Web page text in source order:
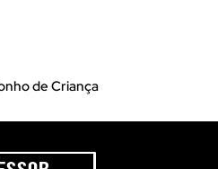
de Criança